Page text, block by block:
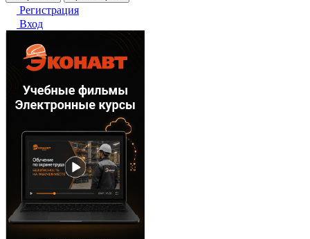
Регистрация
Вход